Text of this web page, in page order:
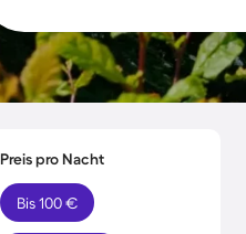
Preis pro Nacht
Bis 100 €